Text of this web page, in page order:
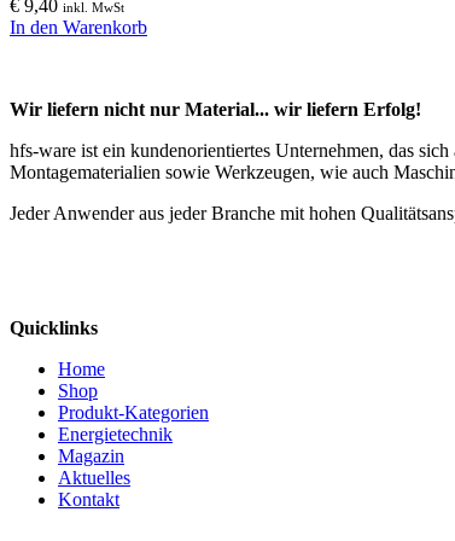
€ 9,40 inkl. MwSt
In den Warenkorb
Wir liefern nicht nur Material... wir liefern Erfolg!
hfs-ware ist ein kundenorientiertes Unternehmen, das
Montagematerialien sowie Werkzeugen, wie auch
Jeder Anwender aus jeder Branche mit hohen
Quicklinks
Home
Shop
Produkt-Kategorien
Energietechnik
Magazin
Aktuelles
Kontakt